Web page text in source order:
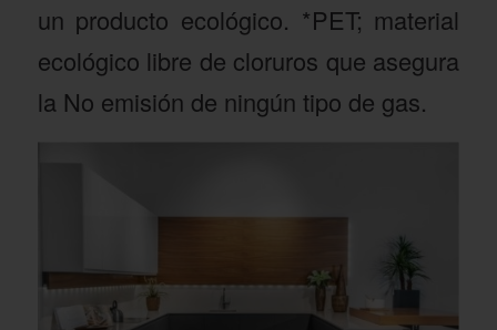
un producto ecológico. *PET; material
ecológico libre de cloruros que asegura
la No emisión de ningún tipo de gas.